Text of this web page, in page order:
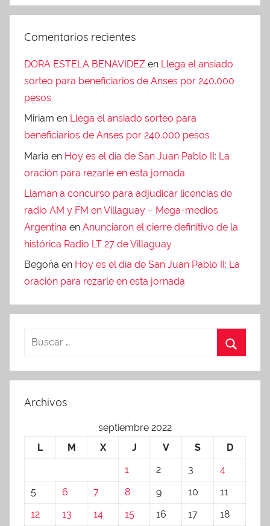
Comentarios recientes
DORA ESTELA BENAVIDEZ en Llega el ansiado
sorteo para beneficiarios de Anses por 240.000
pesos
Miriam en Llega el ansiado sorteo para
beneficiarios de Anses por 240.000 pesos
Maria en Hoy es el día de San Juan Pablo II: La
oración para rezarle en esta jornada
Llaman a concurso para adjudicar licencias de
radio AM y FM en Villaguay – Mega-medios
Argentina en Anunciaron el cierre definitivo de la
histórica Radio LT 27 de Villaguay
Begoña en Hoy es el día de San Juan Pablo II: La
oración para rezarle en esta jornada
Archivos
septiembre 2022
L
M X J V S
D
1
2 3
4
5
6 7 8 9 10
11
12
13 14 15 16 17 18